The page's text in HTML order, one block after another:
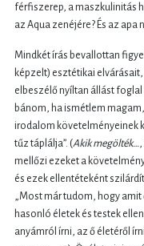
férfiszerep, a maszkulinitás
az Aqua zenéjére? És az
Mindkét írás bevallottan
képzelt) esztétikai
elbeszélő nyíltan állást
bánom, ha ismétlem
irodalom követelményeinek
tűz táplálja”. (Akik megölték…
mellőzi ezeket a
és ezek ellentéteként
„Most már tudom, hogy
hasonló életek és testek
anyámról írni, az ő életéről